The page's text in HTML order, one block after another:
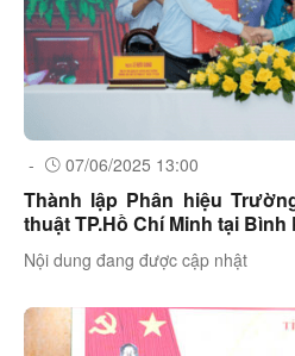
- 07/06/2025 13:00
Thành lập Phân hiệu
thuật TP.Hồ Chí Minh tại
Nội dung đang được cập nhật